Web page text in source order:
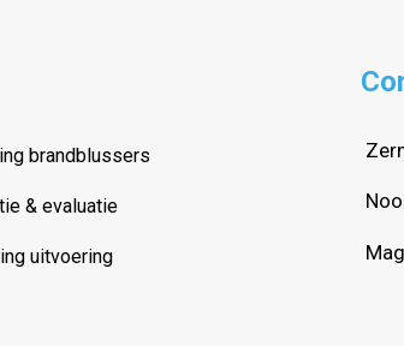
brandblussers
& evaluatie
uitvoering